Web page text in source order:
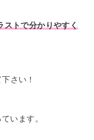
ストで分かりやすく
さい！
います。